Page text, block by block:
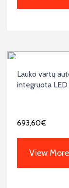
Lauko vartų
integruota
693,60€
View More